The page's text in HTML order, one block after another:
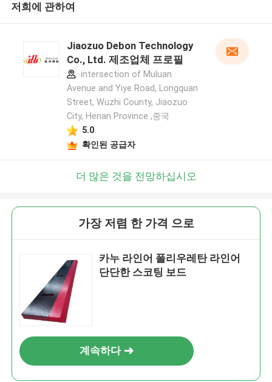
저희에 관하여
Jiaozuo Debon Technology
Co., Ltd. 제조업체 프로필
intersection of Muluan
Avenue and Yiye Road, Longquan
Street, Wuzhi County, Jiaozuo
City, Henan Province ,중국
5.0
확인된 공급자
더 많은 것을 전망하십시오
가장 저렴 한 가격 으로
카누 라인어 폴리우레탄 라인어
단단한 스코팅 보드
계속하다